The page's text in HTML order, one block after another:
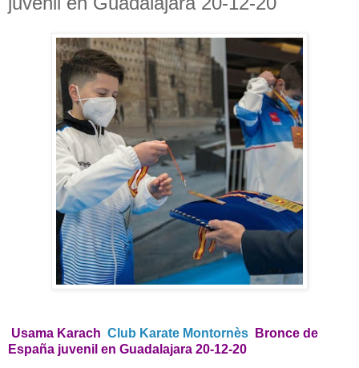
Usama Karach Club Karate Montornès
Bronce de
España juvenil en Guadalajara 20-12-20